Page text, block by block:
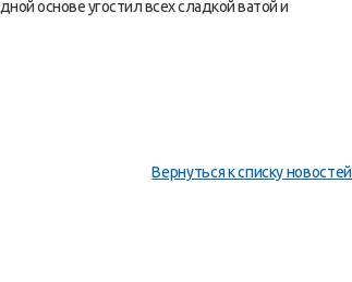
основе угостил всех сладкой ватой и
Вернуться к списку новостей